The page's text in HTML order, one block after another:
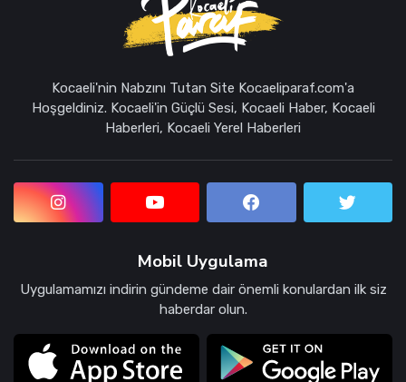
Kocaeli'nin Nabzını Tutan Site Kocaeliparaf.com'a
Hoşgeldiniz. Kocaeli'in Güçlü Sesi, Kocaeli Haber, Kocaeli
Haberleri, Kocaeli Yerel Haberleri
Mobil Uygulama
Uygulamamızı indirin gündeme dair önemli konulardan ilk siz
haberdar olun.